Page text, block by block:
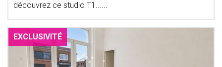
découvrez ce studio T1......
EXCLUSIVITÉ